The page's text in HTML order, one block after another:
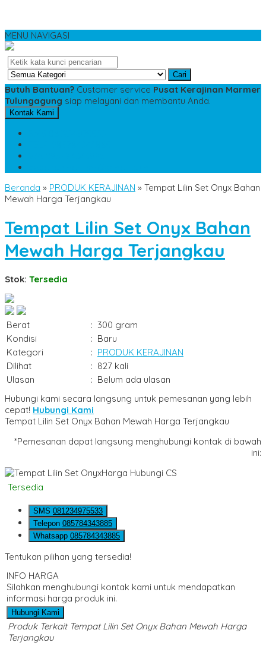
MENU NAVIGASI
Cari
Butuh Bantuan? Customer service Pusat Kerajinan Marmer
Tulungagung siap melayani dan membantu Anda.
Kontak Kami
Beranda » PRODUK KERAJINAN » Tempat Lilin Set Onyx Bahan
Mewah Harga Terjangkau
Tempat Lilin Set Onyx Bahan
Mewah Harga Terjangkau
Stok: Tersedia
Berat : 300 gram
Kondisi
: Baru
Kategori
: PRODUK KERAJINAN
Dilihat
: 827 kali
Ulasan
: Belum ada ulasan
Hubungi kami secara langsung untuk pemesanan yang lebih
cepat! Hubungi Kami
Tempat Lilin Set Onyx Bahan Mewah Harga Terjangkau
*Pemesanan dapat langsung menghubungi kontak di bawah
ini:
Harga Hubungi CS
Tersedia
SMS 081234975533
Telepon 085784343885
Whatsapp 085784343885
Tentukan pilihan yang tersedia!
INFO HARGA
Silahkan menghubungi kontak kami untuk mendapatkan
informasi harga produk ini.
Hubungi Kami
Produk Terkait Tempat Lilin Set Onyx Bahan Mewah Harga
Terjangkau